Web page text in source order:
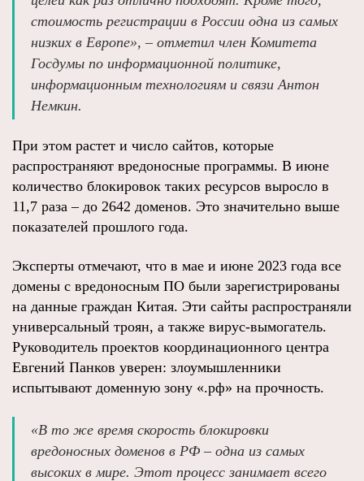
стоимость регистрации в России одна из самых
низких в Европе», – отметил член Комитета
Госдумы по информационной политике,
информационным технологиям и связи Антон
Немкин.
При этом растет и число сайтов, которые
распространяют вредоносные программы. В июне
количество блокировок таких ресурсов выросло в
11,7 раза – до 2642 доменов. Это значительно выше
показателей прошлого года.
Эксперты отмечают, что в мае и июне 2023 года все
домены с вредоносным ПО были зарегистрированы
на данные граждан Китая. Эти сайты распространяли
универсальный троян, а также вирус-вымогатель.
Руководитель проектов координационного центра
Евгений Панков уверен: злоумышленники
испытывают доменную зону «.рф» на прочность.
«В то же время скорость блокировки
вредоносных доменов в РФ – одна из самых
высоких в мире. Этот процесс занимает всего